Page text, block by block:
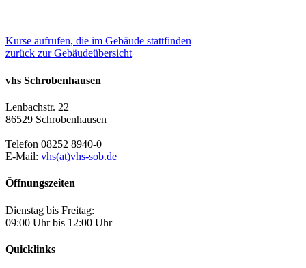
Kurse aufrufen, die im Gebäude stattfinden
zurück zur Gebäudeübersicht
vhs Schrobenhausen
Lenbachstr. 22
86529 Schrobenhausen
Telefon 08252 8940-0
E-Mail: vhs(at)vhs-sob.de
Öffnungszeiten
Dienstag bis Freitag:
09:00 Uhr bis 12:00 Uhr
Quicklinks